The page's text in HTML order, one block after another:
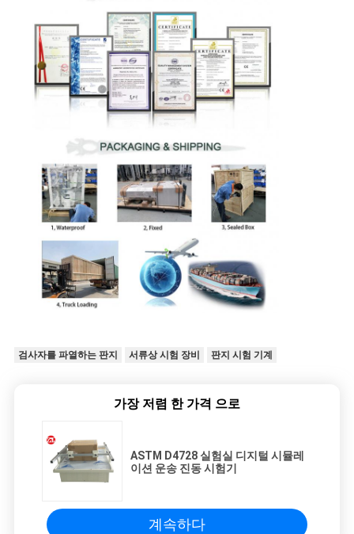
검사자를 파열하는 판지 서류상 시험 장비 판지 시험 기계
가장 저렴 한 가격 으로
ASTM D4728 실험실 디지털 시뮬레
이션 운송 진동 시험기
계속하다